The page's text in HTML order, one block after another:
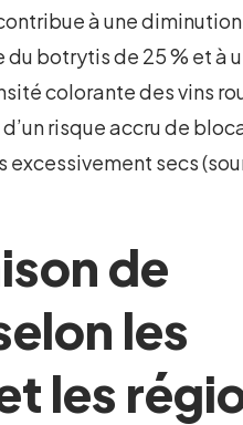
à une diminution
du botrytis de 25 % et à
colorante des vins
d’un risque accru de
secs
de
les
les